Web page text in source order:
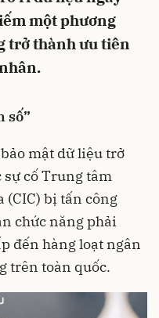
một phương
trở thành ưu tiên
số”
mật dữ liệu trở
cố Trung tâm
(CIC) bị tấn công
chức năng phải
đến hàng loạt ngân
trên toàn quốc.